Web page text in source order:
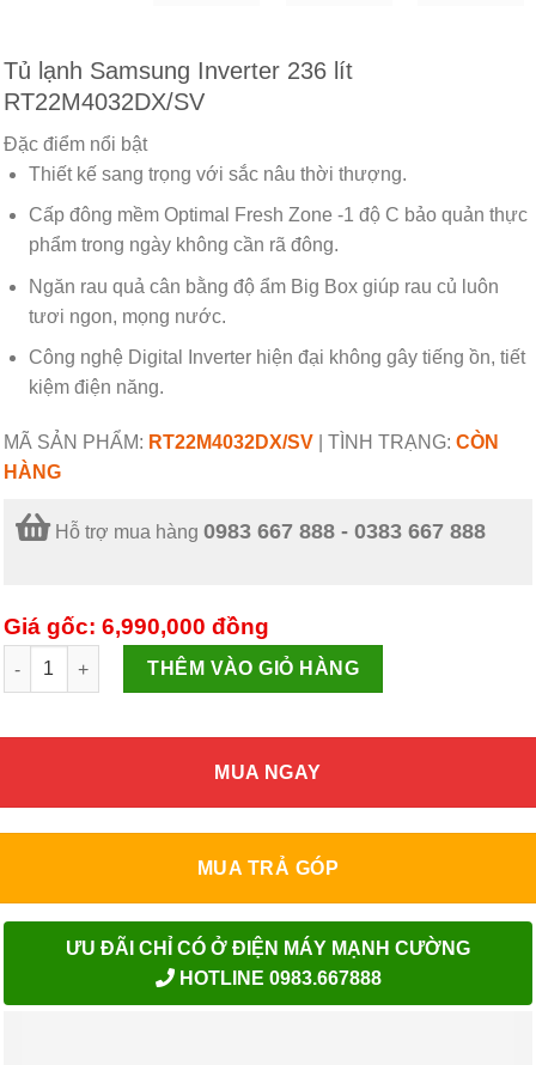
Tủ lạnh Samsung Inverter 236 lít
RT22M4032DX/SV
Đặc điểm nổi bật
Thiết kế sang trọng với sắc nâu thời thượng.
Cấp đông mềm Optimal Fresh Zone -1 độ C bảo quản thực
phẩm trong ngày không cần rã đông.
Ngăn rau quả cân bằng độ ẩm Big Box giúp rau củ luôn
tươi ngon, mọng nước.
Công nghệ Digital Inverter hiện đại không gây tiếng ồn, tiết
kiệm điện năng.
MÃ SẢN PHẨM: RT22M4032DX/SV TÌNH TRẠNG: CÒN
HÀNG
Hỗ trợ mua hàng 0983 667 888 - 0383 667 888
Giá gốc: 6,990,000 đồng
Tủ lạnh Samsung Inverter 236 lít RT22M4032DX/SV số lượng
THÊM VÀO GIỎ HÀNG
MUA NGAY
MUA TRẢ GÓP
ƯU ĐÃI CHỈ CÓ Ở ĐIỆN MÁY MẠNH CƯỜNG
HOTLINE 0983.667888